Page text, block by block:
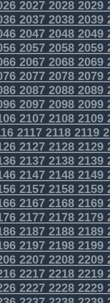
202720282029
203720382039
204720482049
205720582059
206720682069
207720782079
208720882089
209720982099
210721082109
211721182119
212721282129
213721382139
214721482149
215721582159
216721682169
217721782179
218721882189
219721982199
220722082209
221722182219
222722282229